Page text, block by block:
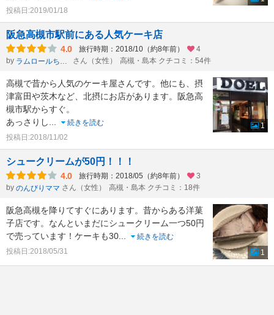
投稿日:2019/01/18
阪急高槻市駅前にある人気ケーキ店
4.0 旅行時期：2018/10（約8年前）
4
by
ラムロールちゃん さん（女性） 高槻・島本 クチコミ：54件
高槻で昔から人気のケーキ屋さんです。他にも、摂
津富田や茨木など、北摂にお店があります。阪急高
槻市駅からすぐ。
あっさりし...
続きを読む
投稿日:2018/11/02
1
シュークリームが50円！！！
4.0 旅行時期：2018/05（約8年前）
3
by のんびりママ さん（女性） 高槻・島本 クチコミ：18件
阪急高槻を降りてすぐにあります。昔からある洋菓
子店です。なんといまだにシュークリーム一つ50円
で売っています！ケーキも30...
続きを読む
投稿日:2018/05/31
1